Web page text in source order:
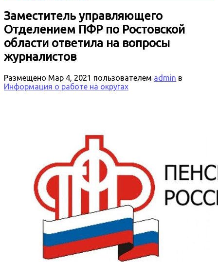
Заместитель управляющего
Отделением ПФР по Ростовской
области ответила на вопросы
журналистов
Размещено Мар 4, 2021 пользователем admin в
Информация о работе на округах